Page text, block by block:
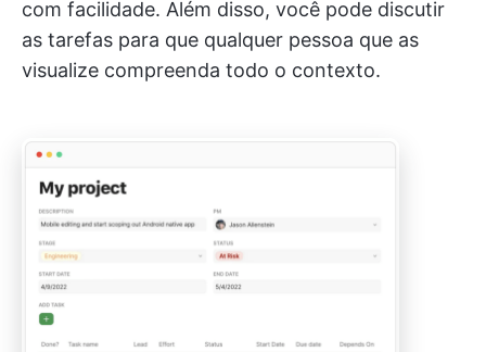
com facilidade. Além disso, você pode discutir
as tarefas para que qualquer pessoa que as
visualize compreenda todo o contexto.